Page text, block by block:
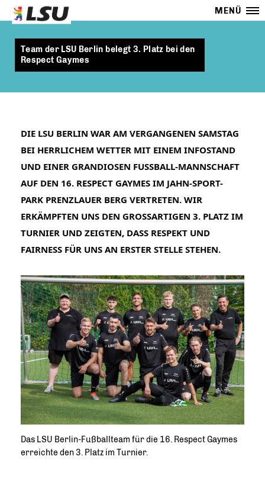
MENÜ
Team der LSU Berlin belegt 3. Platz bei den
Respect Gaymes
DIE LSU BERLIN WAR AM VERGANGENEN SAMSTAG
BEI HERRLICHEM WETTER MIT EINEM INFOSTAND
UND EINER GRANDIOSEN FUSSBALL-MANNSCHAFT A
UF DEN 16. RESPECT GAYMES IM JAHN-SPORT-
PARK PRENZLAUER BERG VERTRETEN. WIR
ERKÄMPFTEN UNS DEN GROSSARTIGEN 3. PLATZ IM T
URNIER UND ZEIGTEN, DASS RESPEKT UND F
AIRNESS FÜR UNS AN ERSTER STELLE STEHEN.
Das LSU Berlin-Fußballteam für die 16. Respect Gaymes
erreichte den 3. Platz im Turnier.